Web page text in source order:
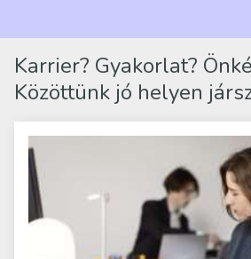
Karrier? Gyakorlat?
Közöttünk jó helyen